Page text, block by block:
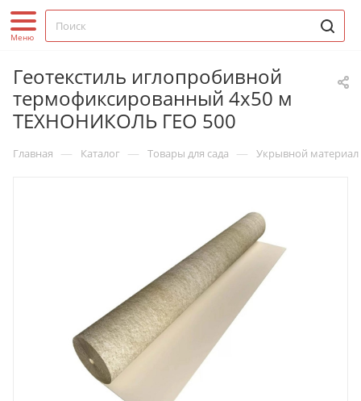
Геотекстиль иглопробивной
термофиксированный 4х50 м
ТЕХНОНИКОЛЬ ГЕО 500
Главная — Каталог — Товары для сада — Укрывной материал